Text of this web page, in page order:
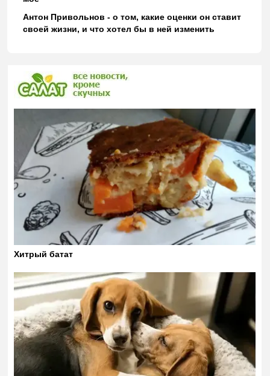
Антон Привольнов - о том, какие оценки он ставит
своей жизни, и что хотел бы в ней изменить